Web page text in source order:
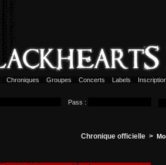
Chroniques Groupes Concerts Labels
Pass :
Chronique officielle >